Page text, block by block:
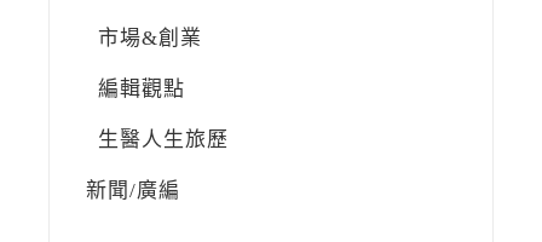
市場&創業
編輯觀點
生醫人生旅歷
新聞/廣編